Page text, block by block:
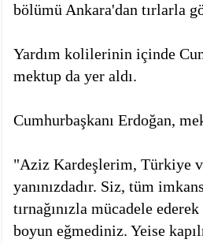
bölümü Ankara'dan tırlarla
Yardım kolilerinin içinde
mektup da yer aldı.
Cumhurbaşkanı Erdoğan,
"Aziz Kardeşlerim, Türkiye
yanınızdadır. Siz, tüm
tırnağınızla mücadele
boyun eğmediniz. Yeise